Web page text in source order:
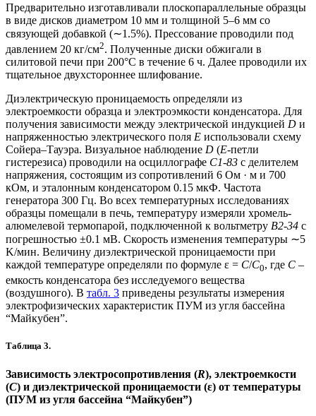
Предварительно изготавливали плоскопараллельные образцы
в виде дисков диаметром 10 мм и толщиной 5–6 мм со
связующей добавкой (∼1.5%). Прессование проводили под
давлением 20 кг/см2. Полученные диски обжигали в
силитовой печи при 200°С в течение 6 ч. Далее проводили их
тщательное двухстороннее шлифование.
Диэлектрическую проницаемость определяли из
электроемкости образца и электроэмкости конденсатора. Для
получения зависимости между электрической индукцией D и
напряженностью электрического поля Е использовали схему
Сойера–Тауэра. Визуальное наблюдение D (Е-петли
гистерезиса) проводили на осциллографе С1-83 с делителем
напряжения, состоящим из сопротивлений 6 Ом · м и 700
кОм, и эталонным конденсатором 0.15 мкФ. Частота
генератора 300 Гц. Во всех температурных исследованиях
образцы помещали в печь, температуру измеряли хромель-
алюмелевой термопарой, подключенной к вольтметру В2-34 с
погрешностью ±0.1 мВ. Скорость изменения температуры ∼5
K/мин. Величину диэлектрической проницаемости при
каждой температуре определяли по формуле ε = С/С0, где С –
емкость конденсатора без исследуемого вещества
(воздушного). В табл. 3 приведены результаты измерения
электрофизических характеристик ПУМ из угля бассейна
“Майкубен”.
Таблица 3.
Зависимость электросопротивления (R), электроемкости
(C) и диэлектрической проницаемости (ε) от температуры
(ПУМ из угля бассейна “Майкубен”)